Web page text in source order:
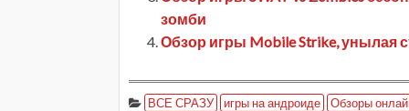
зомби
Обзор игры Mobile Strike, унылая
ВСЕ СРАЗУ игры на андроиде Обзоры